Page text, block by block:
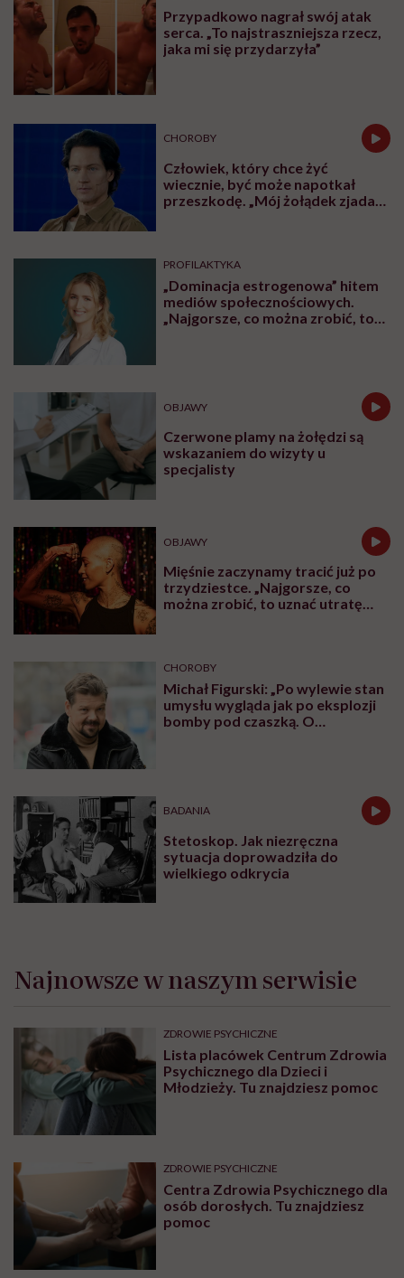
Przypadkowo nagrał swój atak
serca. „To najstraszniejsza rzecz,
jaka mi się przydarzyła”
CHOROBY
Człowiek, który chce żyć
wiecznie, być może napotkał
przeszkodę. „Mój żołądek zjada
PROFILAKTYKA
„Dominacja estrogenowa” hitem
mediów społecznościowych.
„Najgorsze, co można zrobić, to
OBJAWY
Czerwone plamy na żołędzi są
wskazaniem do wizyty u
specjalisty
OBJAWY
Mięśnie zaczynamy tracić już po
trzydziestce. „Najgorsze, co
można zrobić, to uznać utratę
CHOROBY
Michał Figurski: „Po wylewie stan
umysłu wygląda jak po eksplozji
bomby pod czaszką. O
BADANIA
Stetoskop. Jak niezręczna
sytuacja doprowadziła do
wielkiego odkrycia
Najnowsze w naszym serwisie
ZDROWIE PSYCHICZNE
Lista placówek Centrum Zdrowia
Psychicznego dla Dzieci i
Młodzieży. Tu znajdziesz pomoc
ZDROWIE PSYCHICZNE
Centra Zdrowia Psychicznego dla
osób dorosłych. Tu znajdziesz
pomoc